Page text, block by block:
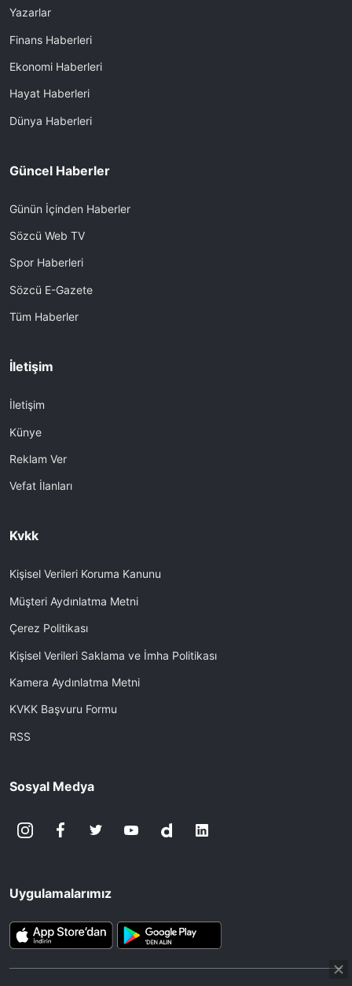
Yazarlar
Finans Haberleri
Ekonomi Haberleri
Hayat Haberleri
Dünya Haberleri
Güncel Haberler
Günün İçinden Haberler
Sözcü Web TV
Spor Haberleri
Sözcü E-Gazete
Tüm Haberler
İletişim
İletişim
Künye
Reklam Ver
Vefat İlanları
Kvkk
Kişisel Verileri Koruma Kanunu
Müşteri Aydınlatma Metni
Çerez Politikası
Kişisel Verileri Saklama ve İmha Politikası
Kamera Aydınlatma Metni
KVKK Başvuru Formu
RSS
Sosyal Medya
Uygulamalarımız